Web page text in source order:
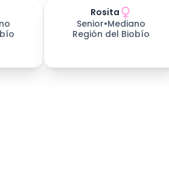
días esperando
Rosita
Senior•Mediano
Región del Biobío